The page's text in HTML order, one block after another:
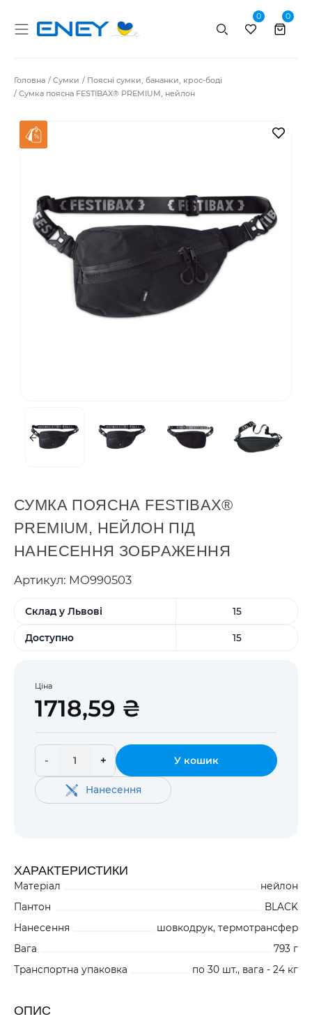
Пошук
0 0
Головна Сумки
Поясні сумки, бананки, крос-боді
Сумка поясна FESTIBAX® PREMIUM, нейлон
В
СУМКА ПОЯСНА FESTIBAX®
PREMIUM, НЕЙЛОН ПІД
НАНЕСЕННЯ ЗОБРАЖЕННЯ
Артикул: MO990503
Склад у Львові 15
Доступно 15
Ціна
1718,59 ₴
- + У кошик
Нанесення
ХАРАКТЕРИСТИКИ
Матеріал
нейлон
Пантон
BLACK
Нанесення
шовкодрук, термотрансфер
Вага
793 г
Транспортна упаковка
по 30 шт., вага - 24 кг
ОПИС